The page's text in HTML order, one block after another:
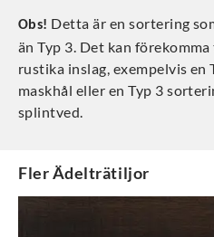
Obs! Detta är en sortering
än Typ 3. Det kan
rustika inslag, exempelvis en
maskhål eller en Typ 3
splintved.
FlerÄdelträtiljor